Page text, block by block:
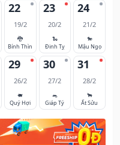
22
19/2
🐉
Bính Thìn
23
20/2
🐍
Đinh Tỵ
24
21/2
🐎
Mậu Ngọ
29
26/2
🐖
Quý Hợi
30
27/2
🐀
Giáp Tý
31
28/2
🐂
Ất Sửu